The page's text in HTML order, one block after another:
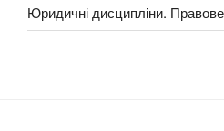
Юридичні дисципліни. Правове